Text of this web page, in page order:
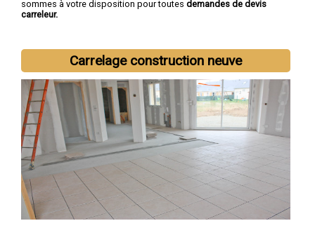
sommes à votre disposition pour toutes demandes de devis
carreleur.
Carrelage construction neuve